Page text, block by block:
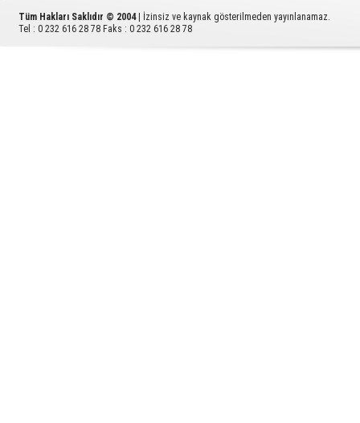
Tüm Hakları Saklıdır © 2004| İzinsiz ve kaynak gösterilmeden yayınlanamaz.
Tel : 0 232 616 28 78 Faks : 0 232 616 28 78